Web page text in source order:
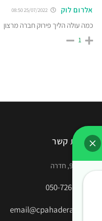
אלרום לוק 25/07/2022 08:50
כמה עולה הליך פירוק חברה מרצון
1
יצירת קשר
050-726-2528
email@cpahadera.co.il